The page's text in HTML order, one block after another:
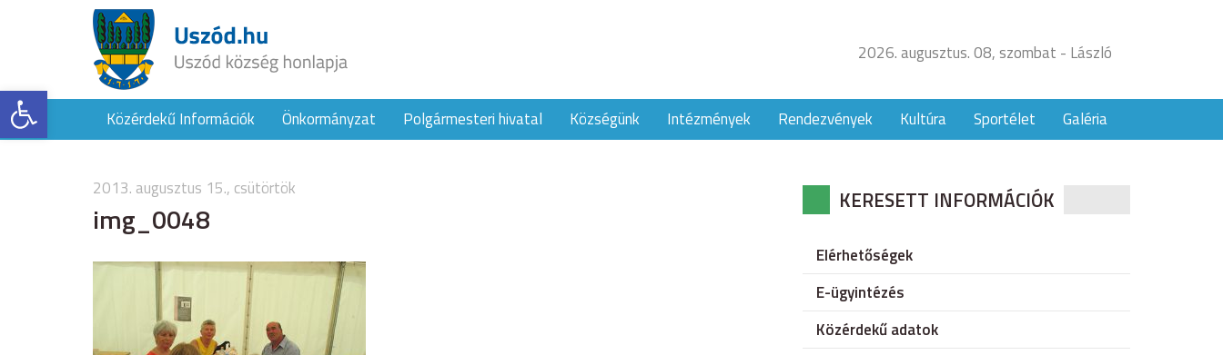
Eszköztár megnyitása
2026. augusztus. 08, szombat - László
Közérdekű Információk Önkormányzat Polgármesteri hivatal Községünk Intézmények Rendezvények Kultúra Sportélet Galéria
2013. augusztus 15., csütörtök
img_0048 KERESETT INFORMÁCIÓK
Elérhetőségek
E-ügyintézés
Közérdekű adatok